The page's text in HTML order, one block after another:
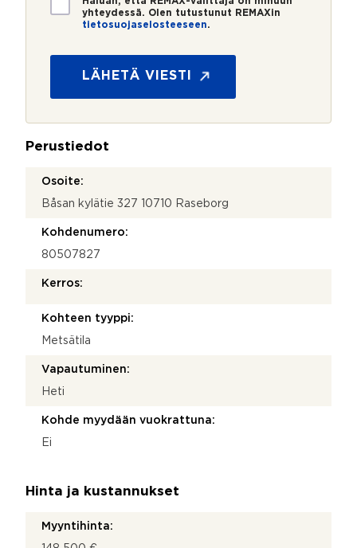
i
o
*
yhteydessä. Olen tutustunut REMAXin
tietosuojaselosteeseen.
g
t
d
LÄHETÄ VIESTI
Perustiedot
Osoite:
Båsan kylätie 327 10710 Raseborg
Kohdenumero:
80507827
Kerros:
Kohteen tyyppi:
Metsätila
Vapautuminen:
Heti
Kohde myydään vuokrattuna:
Ei
Hinta ja kustannukset
Myyntihinta: